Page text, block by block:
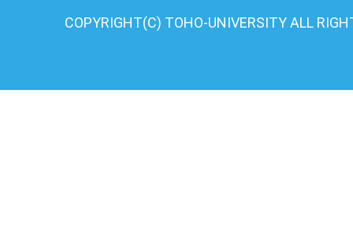
COPYRIGHT(C) TOHO-UNIVERSITY ALL